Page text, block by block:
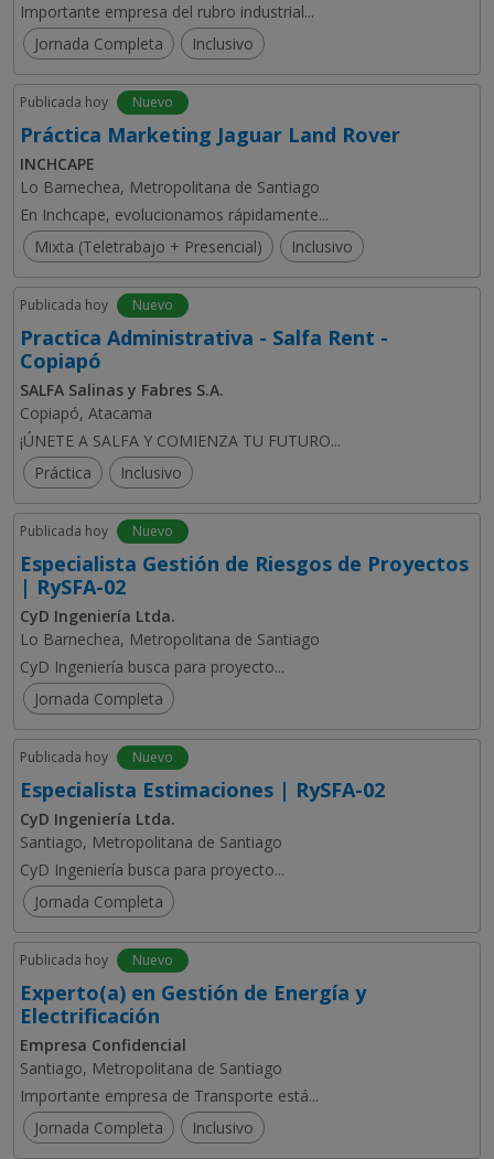
Importante empresa del rubro industrial...
Jornada Completa
Inclusivo
Publicada hoy Nuevo
Práctica Marketing Jaguar Land Rover
INCHCAPE
Lo Barnechea, Metropolitana de Santiago
En Inchcape, evolucionamos rápidamente...
Mixta (Teletrabajo + Presencial)
Inclusivo
Publicada hoy Nuevo
Practica Administrativa - Salfa Rent -
Copiapó
SALFA Salinas y Fabres S.A.
Copiapó, Atacama
¡ÚNETE A SALFA Y COMIENZA TU FUTURO...
Práctica
Inclusivo
Publicada hoy Nuevo
Especialista Gestión de Riesgos de Proyectos
| RySFA-02
CyD Ingeniería Ltda.
Lo Barnechea, Metropolitana de Santiago
CyD Ingeniería busca para proyecto...
Jornada Completa
Publicada hoy Nuevo
Especialista Estimaciones | RySFA-02
CyD Ingeniería Ltda.
Santiago, Metropolitana de Santiago
CyD Ingeniería busca para proyecto...
Jornada Completa
Publicada hoy Nuevo
Experto(a) en Gestión de Energía y
Electrificación
Empresa Confidencial
Santiago, Metropolitana de Santiago
Importante empresa de Transporte está...
Jornada Completa
Inclusivo